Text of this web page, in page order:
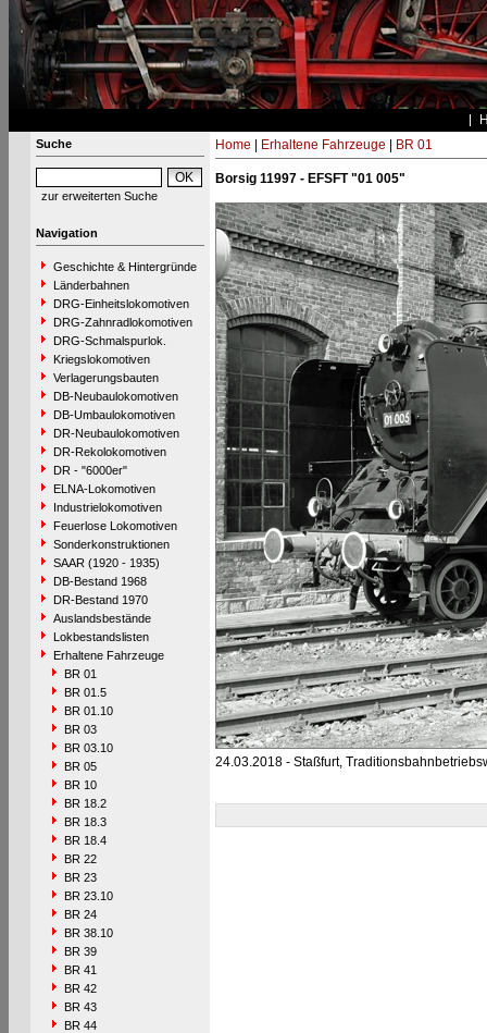
Suche
zur erweiterten Suche
Navigation
Geschichte & Hintergründe
Länderbahnen
DRG-Einheitslokomotiven
DRG-Zahnradlokomotiven
DRG-Schmalspurlok.
Kriegslokomotiven
Verlagerungsbauten
DB-Neubaulokomotiven
DB-Umbaulokomotiven
DR-Neubaulokomotiven
DR-Rekolokomotiven
DR - "6000er"
ELNA-Lokomotiven
Industrielokomotiven
Feuerlose Lokomotiven
Sonderkonstruktionen
SAAR (1920 - 1935)
DB-Bestand 1968
DR-Bestand 1970
Auslandsbestände
Lokbestandslisten
Erhaltene Fahrzeuge
BR 01
BR 01.5
BR 01.10
BR 03
BR 03.10
BR 05
BR 10
BR 18.2
BR 18.3
BR 18.4
BR 22
BR 23
BR 23.10
BR 24
BR 38.10
BR 39
BR 41
BR 42
BR 43
BR 44
Home Erhaltene Fahrzeuge BR 01
Borsig 11997 - EFSFT "01 005"
24.03.2018 - Staßfurt,